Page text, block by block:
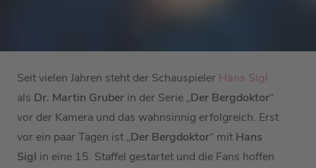
Seit vielen Jahren steht der Schauspieler Hans Sigl
als Dr. Martin Gruber in der Serie „Der Bergdoktor“
vor der Kamera und das wahnsinnig erfolgreich. Erst
vor ein paar Tagen ist „Der Bergdoktor“ mit Hans
Sigl in eine 15. Staffel gestartet und die Fans hoffen